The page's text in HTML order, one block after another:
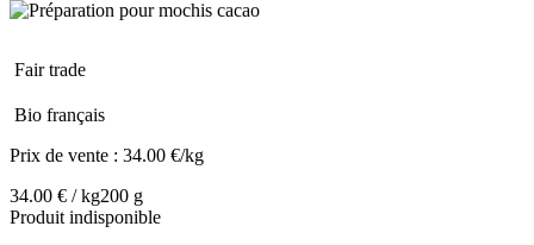
Fair trade
Bio français
Prix de vente : 34.00 €/kg
34.00 € / kg200 g
Produit indisponible